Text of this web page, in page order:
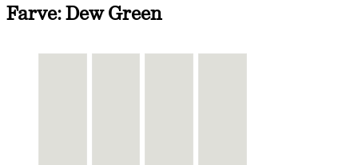
Farve: Dew Green